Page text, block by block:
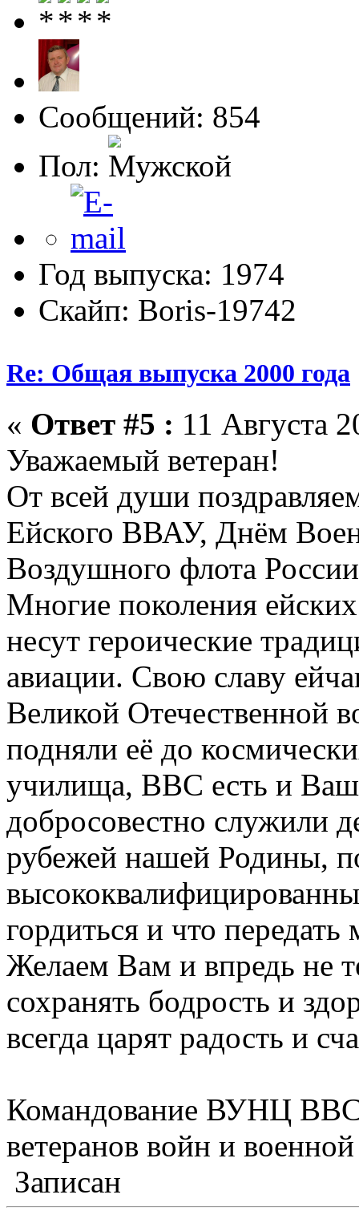
Сообщений: 854
Пол:
Год выпуска: 1974
Скайп: Boris-19742
Re: Общая выпуска 2000 года
« Ответ #5 : 11 Августа
Уважаемый ветеран!
От всей души
Ейского ВВАУ, Днём
Воздушного флота
Многие поколения
несут героические
авиации. Свою славу
Великой Отечественной
подняли её до
училища, ВВС есть и
добросовестно служили
рубежей нашей Родины,
гордиться и что
Желаем Вам и впредь не
сохранять бодрость и
всегда царят радость и
Командование ВУНЦ
ветеранов войн и
Записан